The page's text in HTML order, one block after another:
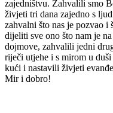
zajedništvu. Zahvalili smo
živjeti tri dana zajedno s
zahvalni što nas je pozvao i
dijeliti sve ono što nam je
dojmove, zahvalili jedni
riječi utjehe i s mirom u
kući i nastavili živjeti
Mir i dobro!